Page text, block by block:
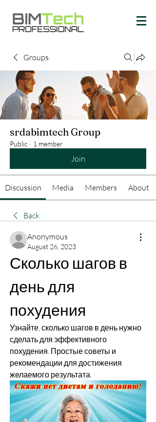
Groups
srdabimtech Group
Public · 1 member
Join
Discussion Media Members About
Back
Anonymous
August 26, 2023
Сколько шагов в
день для
похудения
Узнайте, сколько шагов в день нужно
сделать для эффективного
похудения. Простые советы и
рекомендации для достижения
желаемого результата.